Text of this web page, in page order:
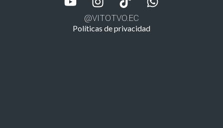
@VITOTVO.EC
Políticas de privacidad